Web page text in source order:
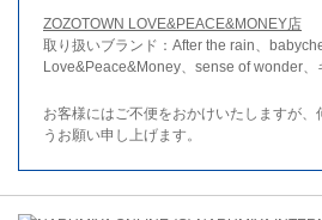
ZOZOTOWN LOVE&PEACE&MONEY店
取り扱いブランド：After the rain、
Love&Peace&Money、sense of wonder、
お客様にはご不便をおかけいたしますが、
うお願い申し上げます。